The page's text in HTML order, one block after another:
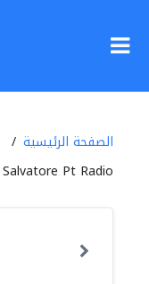
الصفحة الرئيسية
Salvatore Pt Radio